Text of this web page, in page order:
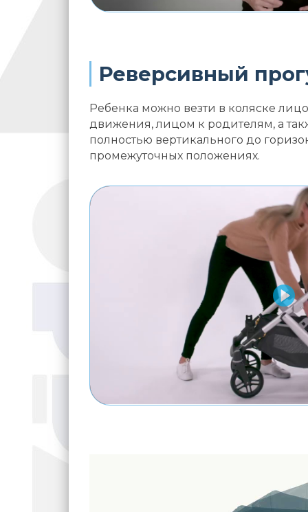
Реверсивный
Ребенка можно везти в коляске
движения, лицом к родителям, а
полностью вертикального до
промежуточных положениях.